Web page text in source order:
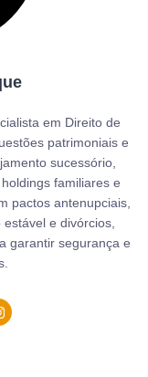
em Direito de
patrimoniais e
sucessório,
familiares e
pactos antenupciais,
e divórcios,
garantir segurança e